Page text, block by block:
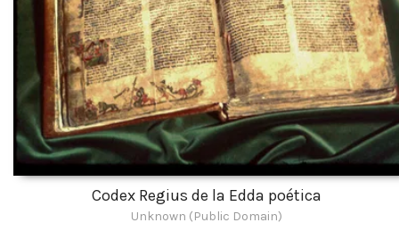
Codex Regius de la Edda poética
Unknown (Public Domain)